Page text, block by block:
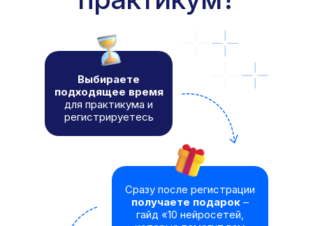
Сразу после регистрации
получаете подарок –
гайд «10 нейросетей,
Выбираете
подходящее время
для практикума и
регистрируетесь